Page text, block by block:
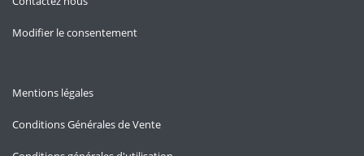
Modifier le consentement
Mentions légales
Conditions Générales de Vente